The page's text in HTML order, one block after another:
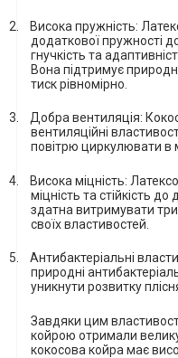
2.
Висока пружність:
додаткової пружності
гнучкість та
Вона підтримує
тиск рівномірно.
3.
Добра вентиляція:
вентиляційні
повітрю циркулювати
4.
Висока міцність:
міцність та стійкість
здатна витримувати
своїх властивостей.
5.
Антибактеріальні
природні
уникнути розвитку
Завдяки цим
койрою отримали
кокосова койра має